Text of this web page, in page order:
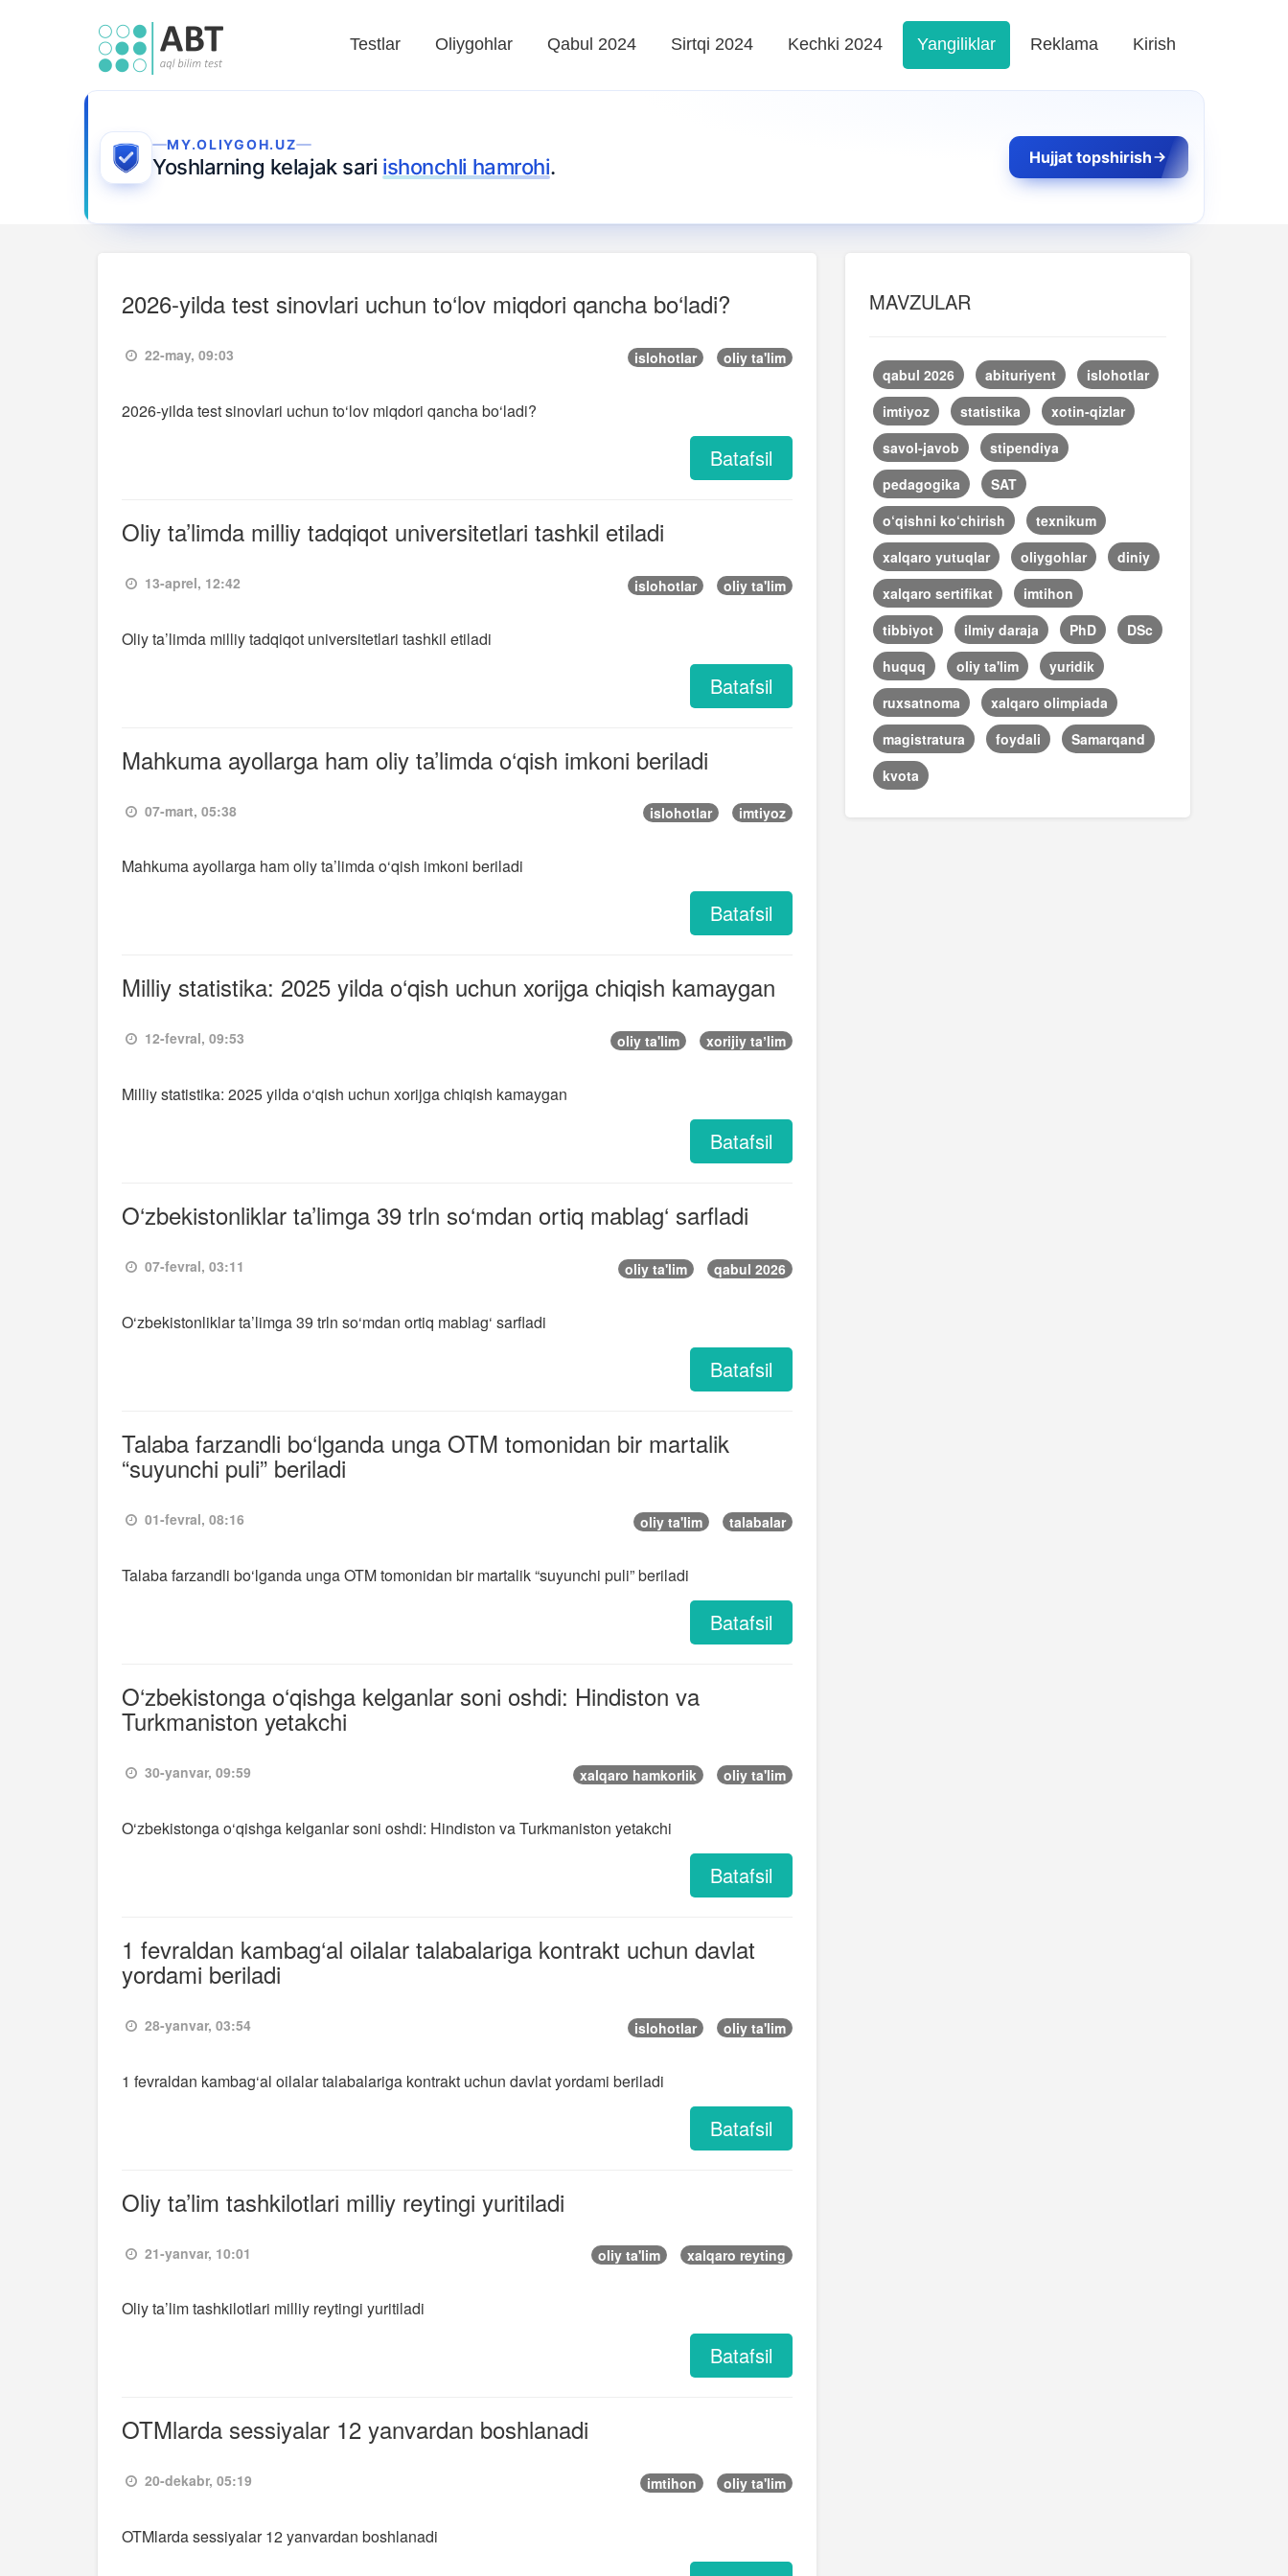
Testlar Oliygohlar Qabul 2024 Sirtqi 2024 Kechki 2024 Yangiliklar Reklama Kirish
MY.OLIYGOH.UZ
Yoshlarning kelajak sari ishonchli hamrohi. Hujjat topshirish
2026-yilda test sinovlari uchun to‘lov miqdori qancha bo‘ladi?
22-may, 09:03 islohotlar oliy ta'lim
2026-yilda test sinovlari uchun to‘lov miqdori qancha bo‘ladi?
Batafsil
Oliy ta’limda milliy tadqiqot universitetlari tashkil etiladi
13-aprel, 12:42 islohotlar oliy ta'lim
Oliy ta’limda milliy tadqiqot universitetlari tashkil etiladi
Batafsil
Mahkuma ayollarga ham oliy ta’limda o‘qish imkoni beriladi
07-mart, 05:38 islohotlar imtiyoz
Mahkuma ayollarga ham oliy ta’limda o‘qish imkoni beriladi
Batafsil
Milliy statistika: 2025 yilda o‘qish uchun xorijga chiqish kamaygan
12-fevral, 09:53 oliy ta'lim xorijiy taʼlim
Milliy statistika: 2025 yilda o‘qish uchun xorijga chiqish kamaygan
Batafsil
O‘zbekistonliklar ta’limga 39 trln so‘mdan ortiq mablag‘ sarfladi
07-fevral, 03:11 oliy ta'lim qabul 2026
O‘zbekistonliklar ta’limga 39 trln so‘mdan ortiq mablag‘ sarfladi
Batafsil
Talaba farzandli bo‘lganda unga OTM tomonidan bir martalik
“suyunchi puli” beriladi
01-fevral, 08:16 oliy ta'lim talabalar
Talaba farzandli bo‘lganda unga OTM tomonidan bir martalik “suyunchi puli” beriladi
Batafsil
O‘zbekistonga o‘qishga kelganlar soni oshdi: Hindiston va
Turkmaniston yetakchi
30-yanvar, 09:59 xalqaro hamkorlik oliy ta'lim
O‘zbekistonga o‘qishga kelganlar soni oshdi: Hindiston va Turkmaniston yetakchi
Batafsil
1 fevraldan kambag‘al oilalar talabalariga kontrakt uchun davlat
yordami beriladi
28-yanvar, 03:54 islohotlar oliy ta'lim
1 fevraldan kambag‘al oilalar talabalariga kontrakt uchun davlat yordami beriladi
Batafsil
Oliy ta’lim tashkilotlari milliy reytingi yuritiladi
21-yanvar, 10:01 oliy ta'lim xalqaro reyting
Oliy ta’lim tashkilotlari milliy reytingi yuritiladi
Batafsil
OTMlarda sessiyalar 12 yanvardan boshlanadi
20-dekabr, 05:19 imtihon oliy ta'lim
OTMlarda sessiyalar 12 yanvardan boshlanadi
MAVZULAR
qabul 2026 abituriyent
islohotlar
imtiyoz
statistika
xotin-qizlar
savol-javob
stipendiya
pedagogika
SAT
o‘qishni ko‘chirish
texnikum
xalqaro yutuqlar
oliygohlar
diniy
xalqaro sertifikat
imtihon
tibbiyot
ilmiy daraja PhD
DSc
huquq
oliy ta'lim
yuridik
ruxsatnoma
xalqaro olimpiada
magistratura
foydali
Samarqand
kvota